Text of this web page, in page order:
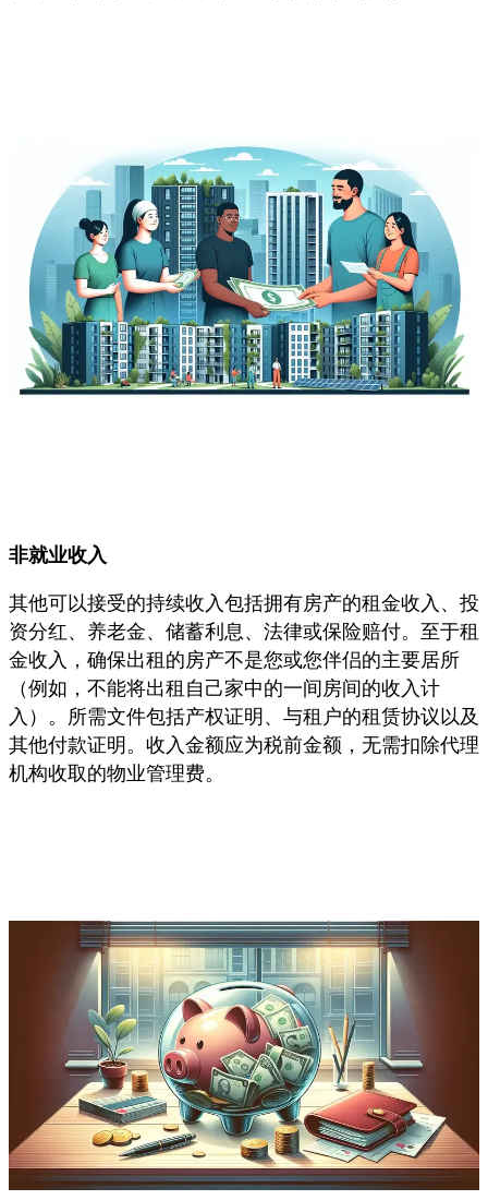
非就业收入
其他可以接受的持续收入包括拥有房产的租金收入、投
资分红、养老金、储蓄利息、法律或保险赔付。至于租
金收入，确保出租的房产不是您或您伴侣的主要居所
（例如，不能将出租自己家中的一间房间的收入计
入）。所需文件包括产权证明、与租户的租赁协议以及
其他付款证明。收入金额应为税前金额，无需扣除代理
机构收取的物业管理费。